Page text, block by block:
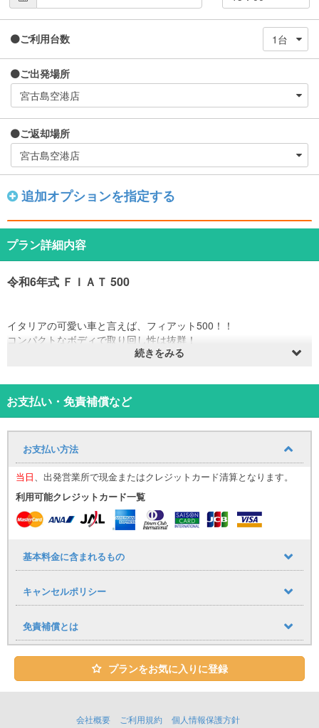
ご利用台数
ご出発場所
ご返却場所
追加オプションを指定する
プラン詳細内容
令和6年式 ＦＩＡＴ 500
イタリアの可愛い車と言えば、フィアット500！！
コンパクトなボディで取り回し性は抜群！
「ツインエア」2気筒875㏄エンジン搭載モデルで、マニアにはたま
ユニバースレンタカーの高品質な車・サービスでストレスフリーで
★ユニバースレンタカーをご利用のお客様への嬉しいサービス
・ETC、カーナビ、全車標準装備！
・タクシー送迎サービス
宮古空港に到着しましたらタクシーで店舗までお越し下さい。
※状況に応じて空港までスタッフがお迎えに上がる場合があります。
その際はフライト時間に合わせて到着口にて「ユニバースレンタカ
ー」の看板をもってお待ちしております。
※領収書の提出が必要となります。
※下地島空港はタクシー送迎対象外。
タクシーが満車の場合は店舗へご連絡ください。
お帰りは店舗から空港まで無料送迎となります。
続きをみる
お支払い・免責補償など
お支払い方法
当日
、出発営業所で現金またはクレジットカード清算となります。
利用可能クレジットカード一覧
基本料金に含まれるもの
キャンセルポリシー
免責補償とは
プランをお気に入りに登録
会社概要 ご利用規約 個人情報保護方針